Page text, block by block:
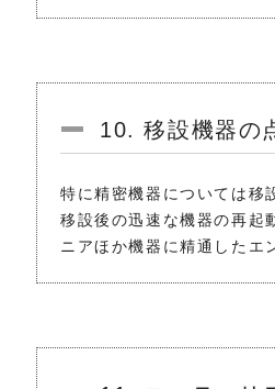
10. 移設機器の
特に精密機器については移
移設後の迅速な機器の再起
ニアほか機器に精通したエ